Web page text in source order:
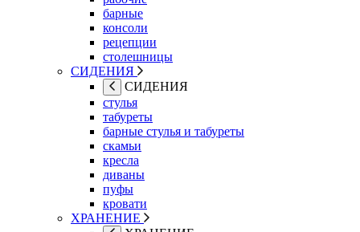
барные
консоли
рецепции
столешницы
СИДЕНИЯ
СИДЕНИЯ
стулья
табуреты
барные стулья и табуреты
скамьи
кресла
диваны
пуфы
кровати
ХРАНЕНИЕ